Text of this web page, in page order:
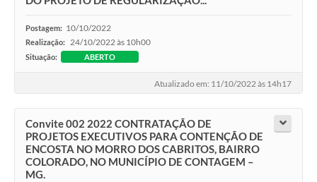
Postagem: 10/10/2022
Realização: 24/10/2022 às 10h00
Situação: ABERTO
Atualizado em: 11/10/2022 às 14h17
Convite 002 2022 CONTRATAÇÃO DE
PROJETOS EXECUTIVOS PARA CONTENÇÃO DE
ENCOSTA NO MORRO DOS CABRITOS, BAIRRO
COLORADO, NO MUNICÍPIO DE CONTAGEM –
MG.